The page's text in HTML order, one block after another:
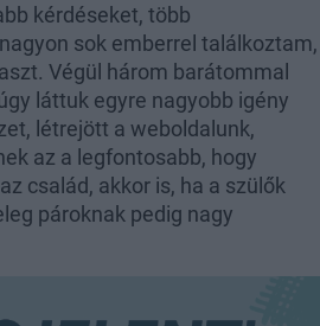
kérdéseket, több
sok emberrel találkoztam,
Végül három barátommal
láttuk egyre nagyobb igény
létrejött a weboldalunk,
az a legfontosabb, hogy
család, akkor is, ha a szülők
pároknak pedig nagy